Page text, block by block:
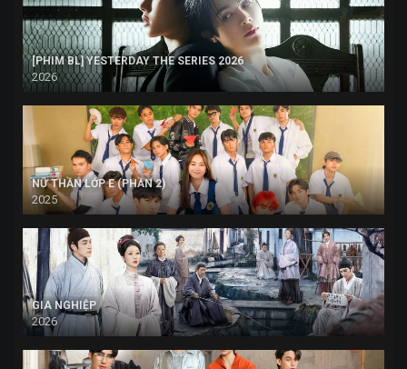
[PHIM BL] YESTERDAY THE SERIES 2026
2026
NỮ THẦN LỚP E (PHẦN 2)
2025
GIA NGHIỆP
2026